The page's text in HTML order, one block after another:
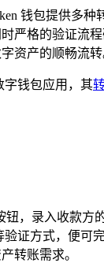
钱包提供多
严格的验证流
资产的顺畅流转
字钱包应用，其
钮，录入收款
证方式，便可完
转账需求。